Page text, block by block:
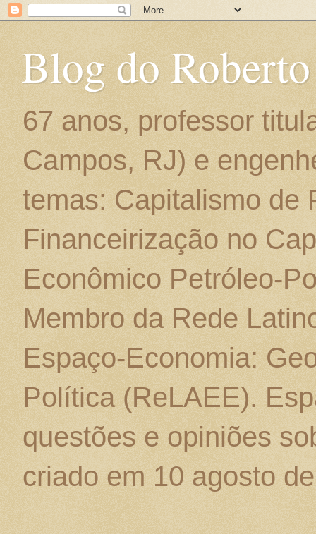
Blog do
67 anos, professor
Campos, RJ) e
temas: Capitalismo de
Financeirização no
Econômico Petróleo-
Membro da Rede
Espaço-Economia:
Política (ReLAEE).
questões e opiniões
criado em 10 agosto